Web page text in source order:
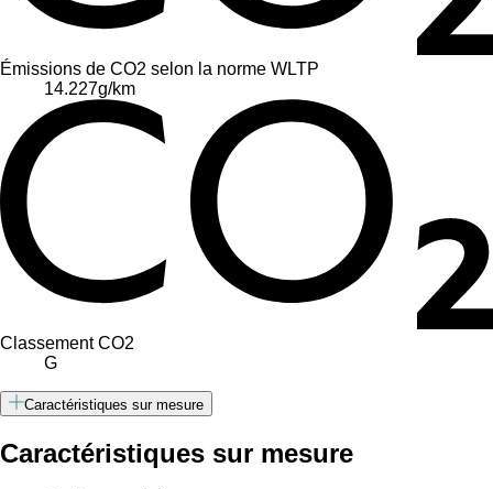
Émissions de CO2 selon la norme WLTP
14.227g/km
Classement CO2
G
Caractéristiques sur mesure
Caractéristiques sur mesure